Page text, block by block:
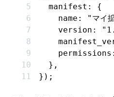
  manifest
:
{
    name
: "マイ
    version
:
    permissions
:
  }
,
});